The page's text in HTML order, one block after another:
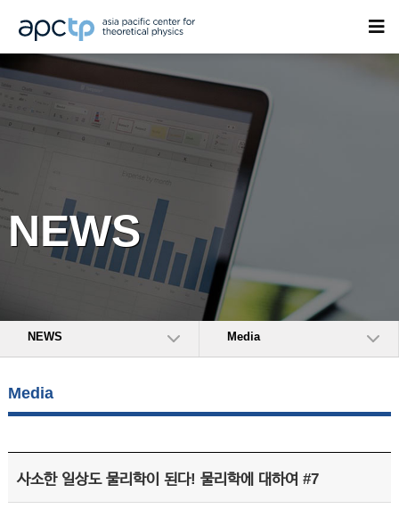
NEWS
NEWS Media
Media
사소한 일상도 물리학이 된다! 물리학에 대하여 #7